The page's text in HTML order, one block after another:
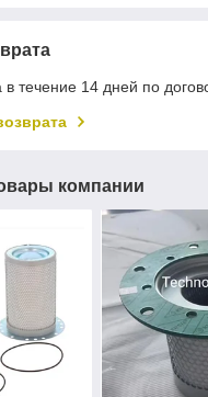
в течение 14 дней по
компании